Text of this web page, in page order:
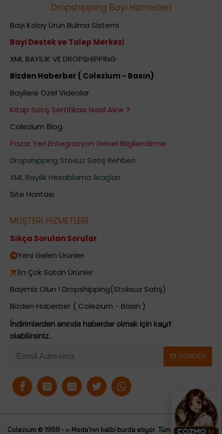
Dropshipping Bayi Hizmetleri
Bayi Kolay Ürün Bulma Sistemi
Bayi Destek ve Talep Merkezi
XML BAYİLİK VE DROPSHİPPİNG
Bizden Haberber ( Colezium - Basın)
Bayilere Özel Videolar
Kitap Satış Sertifikası Nasıl Alınır ?
Colezium Blog
Pazar Yeri Entegrasyon Genel Bilgilendirme
Dropshipping Stosuz Satış Rehberi
XML Bayilik Hesablama Araçları
Site Haritası
MÜŞTERİ HİZMETLERİ
Sıkça Sorulan Sorular
Yeni Gelen Ürünler
En Çok Satan Ürünler
Bayimiz Olun ! Dropshipping(Stoksuz Satış)
Bizden Haberber ( Colezium - Basın )
İndirimlerden anında haberdar olmak için kayıt
olabilirsiniz..
GÖNDER
Colezium © 1988 - ∞ Moda'nın kalbi burda atıyor. Tüm